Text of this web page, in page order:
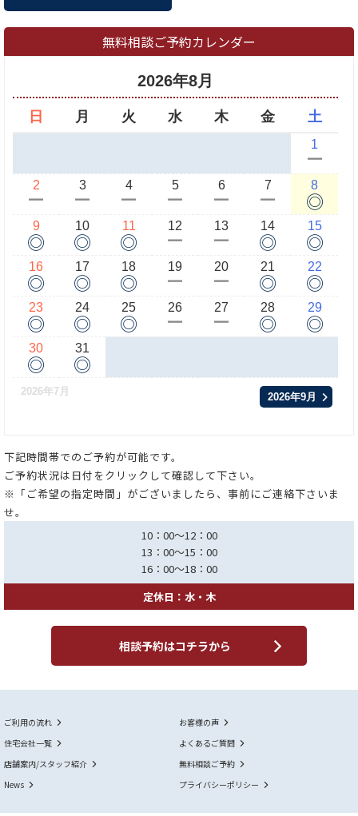
無料相談ご予約カレンダー
2026年8月
日 月 火 水 木 金 土
1
ー
2
ー
3
ー
4
ー
5
ー
6
ー
7
ー
8
◎
9
◎
10
◎
11
◎
12
ー
13
ー
14
◎
15
◎
16
◎
17
◎
18
◎
19
ー
20
ー
21
◎
22
◎
23
◎
24
◎
25
◎
26
ー
27
ー
28
◎
29
◎
30
◎
31
◎
2026年7月 2026年9月
下記時間帯でのご予約が可能です。
ご予約状況は日付をクリックして確認して下さい。
※「ご希望の指定時間」がございましたら、事前にご連絡下さいま
せ。
10：00～12：00
13：00～15：00
16：00～18：00
定休日：水・木
相談予約はコチラから
ご利用の流れ
お客様の声
住宅会社一覧
よくあるご質問
店舗案内/スタッフ紹介
無料相談ご予約
News
プライバシーポリシー